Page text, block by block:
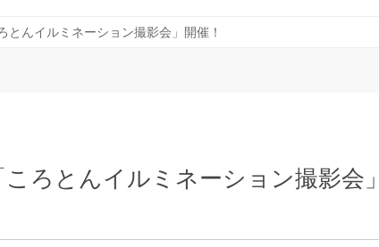
とんイルミネーション撮影会」開催！
ろとんイルミネーション撮影会